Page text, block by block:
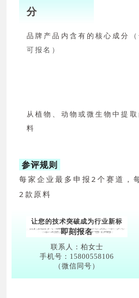
分
品牌产品内含有的核心成分
可报名）
从植物、动物或微生物中提
料
包含保湿、抗皱、美白提亮、防
障修复、头发头皮护理、感官
效
原料提取及制备、配方研发、
中的创新技术及工艺，嗅觉科
参评规则
每家企业最多申报2个赛道，
2款原料
让您的技术突破成为行业新标
即刻报名
联系人：柏女士
手机号：15800558106
（微信同号）